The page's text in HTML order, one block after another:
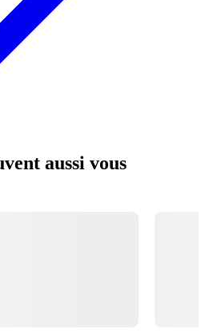
aussi vous